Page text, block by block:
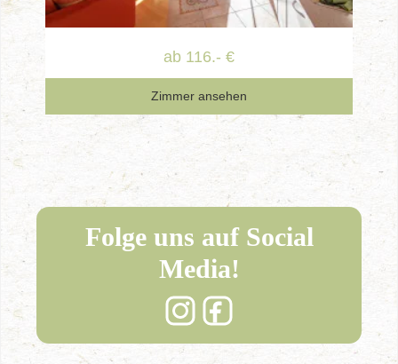
ab 116.- €
Zimmer ansehen
Folge uns auf Social
Media!